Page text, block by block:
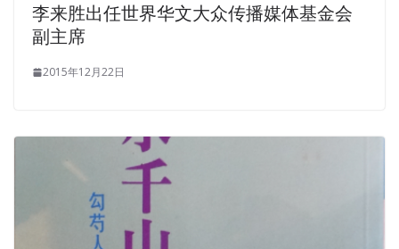
李来胜出任世界华文大众传播媒体基金会
副主席
2015年12月22日